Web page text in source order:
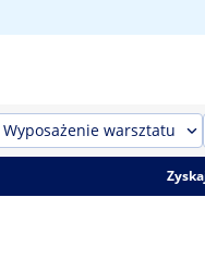
Wyposażenie warsztatu